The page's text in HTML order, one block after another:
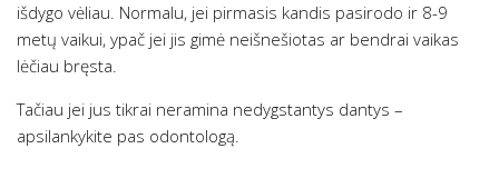
išdygo vėliau. Normalu, jei pirmasis kandis pasirodo ir 8-9
metų vaikui, ypač jei jis gimė neišnešiotas ar bendrai vaikas
lėčiau bręsta.
Tačiau jei jus tikrai neramina nedygstantys dantys –
apsilankykite pas odontologą.